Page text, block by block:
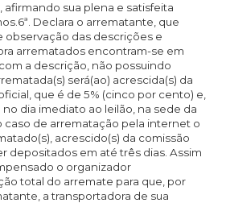
sua plena e satisfeita
Declara o arrematante, que
observação das descrições e
arrematados encontram-se em
a descrição, não possuindo
será(ao) acrescida(s) da
que é de 5% (cinco por cento) e,
no dia imediato ao leilão, na sede da
caso de arrematação pela internet o
acrescido(s) da comissão
depositados em até três dias. Assim
o organizador
total do arremate para que, por
a transportadora de sua